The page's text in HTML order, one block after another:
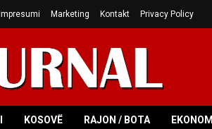
Impresumi Marketing Kontakt Privacy Policy
KOSOVË RAJON / BOTA EKONOMI